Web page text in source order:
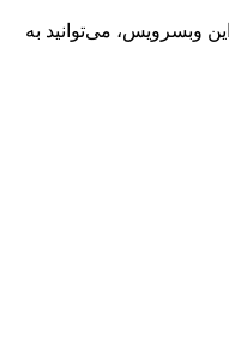
وبسرویس، می‌توانید به